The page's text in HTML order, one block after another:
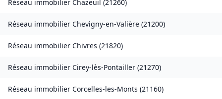
Réseau immobilier Chazeuil (21260)
Réseau immobilier Chevigny-en-Valière (21200)
Réseau immobilier Chivres (21820)
Réseau immobilier Cirey-lès-Pontailler (21270)
Réseau immobilier Corcelles-les-Monts (21160)